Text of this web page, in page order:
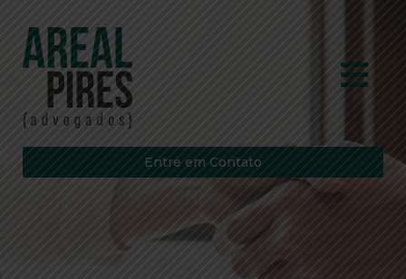
Entre em Contato